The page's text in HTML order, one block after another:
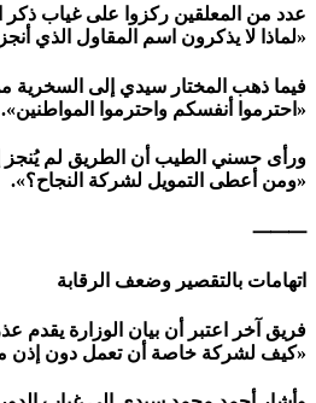
عدد من المعلقين ركزوا على غياب
«لماذا لا يذكرون اسم المقاول الذي
فيما ذهب المختار سيدي إلى السخرية
«احترموا أنفسكم واحترموا المواطنين».
ورأى حسني الطيب أن الطريق لم يُنجز
«ومن أعطى التمويل لشركة النجاح؟».
⸻
اتهامات بالتقصير وضعف الرقابة
فريق آخر اعتبر أن بيان الوزارة يقدم
«كيف لشركة خاصة أن تعمل دون إذن